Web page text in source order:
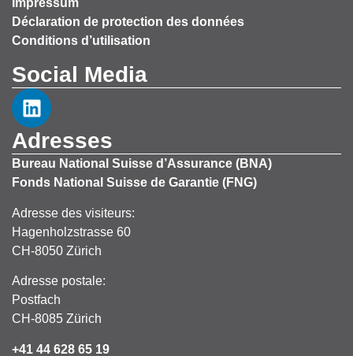
Impressum
Déclaration de protection des données
Conditions d’utilisation
Social Media
Adresses
Bureau National Suisse d’Assurance (BNA)
Fonds National Suisse de Garantie (FNG)
Adresse des visiteurs:
Hagenholzstrasse 60
CH-8050 Zürich
Adresse postale:
Postfach
CH-8085 Zürich
+41 44 628 65 19